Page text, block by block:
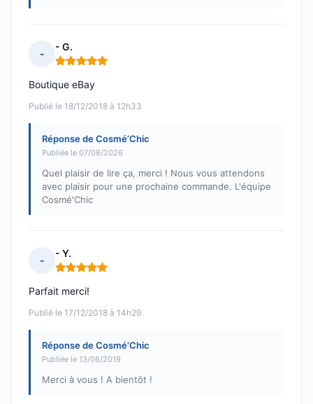
-
- G.
Note : 5 sur 5
Publié le 18/12/2018 à 12h33
Boutique eBay
Réponse de Cosmé’Chic
Publiée le 07/08/2026
Quel plaisir de lire ça, merci ! Nous vous attendons
avec plaisir pour une prochaine commande. L'équipe
Cosmé'Chic
-
- Y.
Note : 5 sur 5
Publié le 17/12/2018 à 14h29
Parfait merci!
Réponse de Cosmé’Chic
Publiée le 13/06/2019
Merci à vous ! A bientôt !